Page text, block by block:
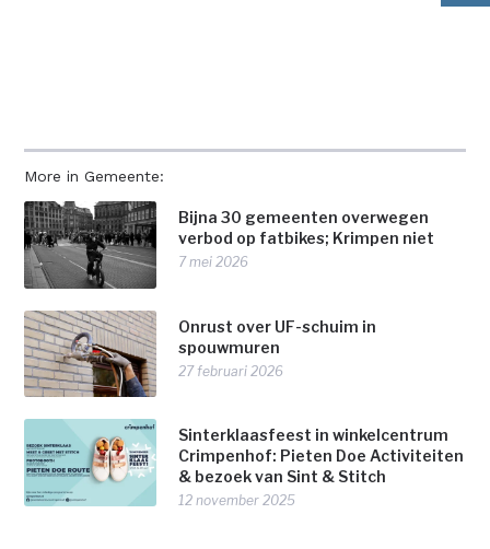
More in Gemeente:
Bijna 30 gemeenten overwegen
verbod op fatbikes; Krimpen niet
7 mei 2026
Onrust over UF-schuim in
spouwmuren
27 februari 2026
Sinterklaasfeest in winkelcentrum
Crimpenhof: Pieten Doe Activiteiten
& bezoek van Sint & Stitch
12 november 2025